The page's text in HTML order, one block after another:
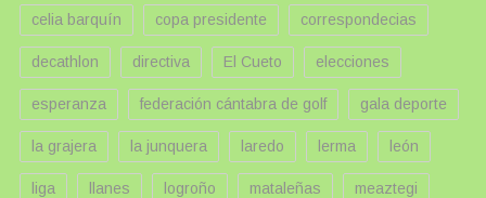
celia barquín copa presidente correspondecias
decathlon directiva El Cueto elecciones
esperanza federación cántabra de golf gala deporte
la grajera la junquera laredo lerma león
liga llanes logroño mataleñas meaztegi